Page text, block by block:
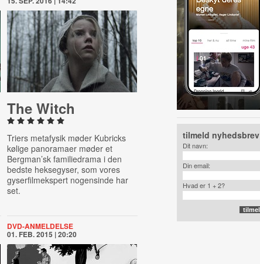
The Witch
Triers metafysik møder Kubricks
kølige panoramaer møder et
Bergman’sk familiedrama i den
bedste heksegyser, som vores
gyserfilmekspert nogensinde har
set.
DVD-ANMELDELSE
01. FEB. 2015 | 20:20
tilmeld nyhedsbrev
Dit navn:
Din email:
Hvad er 1 + 2?